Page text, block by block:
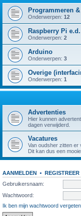
Programmeren
Onderwerpen: 12
Raspberry Pi e.d.
Onderwerpen: 2
Arduino
Onderwerpen: 3
Overige
Onderwerpen: 1
Advertenties
Hier kunnen
dagen verwijderd.
Vacatures
Van oudsher zitten er
Dit kan dus een
AANMELDEN • REGISTREER
Gebruikersnaam:
Wachtwoord:
Ik ben mijn wachtwoord vergeten